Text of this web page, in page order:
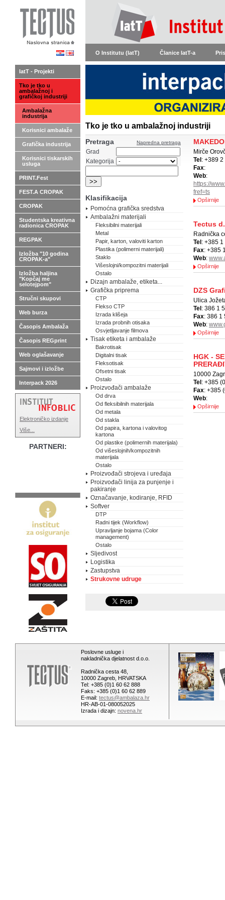
O Institutu (IatT) Članice IatT-a
Tko je tko u ambalažnoj industriji
Napredna pretraga
Pretraga
Grad
Kategorija
Klasifikacija
Pomoćna grafička sredstva
Ambalažni materijali
Fleksibilni materijali
Metal
Papir, karton, valoviti karton
Plastika (polimerni materijali)
Staklo
Višeslojni/kompozitni materijali
Ostalo
Dizajn ambalaže, etiketa...
Grafička priprema
CTP
Flekso CTP
Izrada klišeja
Izrada probnih otisaka
Osvjetljavanje filmova
Tisak etiketa i ambalaže
Bakrotisak
Digitalni tisak
Fleksotisak
Ofsetni tisak
Ostalo
Proizvođači ambalaže
Od drva
Od fleksibilnih materijala
Od metala
Od stakla
Od papira, kartona i valovitog
kartona
Od plastike (polimernih materijala)
Od višeslojnih/kompozitnih
materijala
Ostalo
Proizvođači strojeva i uređaja
Proizvođači linija za punjenje i
pakiranje
Označavanje, kodiranje, RFID
Softver
DTP
Radni tijek (Workflow)
Upravljanje bojama (Color
management)
Ostalo
Sljedivost
Logistika
Zastupstva
Strukovne udruge
Mirče
Tel : +389
Fax:
Web:
https://
fref=ts
Opširnije
Tectus
Radnička
Tel : +385
Fax: +385
Web:
Opširnije
DZS
Ulica
Tel : 386 1
Fax: 386 1
Web:
Opširnije
HGK -
10000
Tel : +385
Fax: +385
Web:
Opširnije
IatT - Projekti
Tko je tko u
ambalažnoj i
grafičkoj industriji
Ambalažna
industrija
Korisnici ambalaže
Grafička industrija
Korisnici tiskarskih
usluga
PRINT.Fest
FEST.A CROPAK
CROPAK
Studentska kreativna
radionica CROPAK
REGPAK
Izložba "10 godina
CROPAK-a"
Izložba haljina
"Kopčaj me
selotejpom"
Stručni skupovi
Web burza
Časopis Ambalaža
Časopis REGprint
Web oglašavanje
Sajmovi i izložbe
Interpack 2026
Elektroničko izdanje
Više...
PARTNERI:
Poslovne usluge i
nakladnička djelatnost d.o.o.
Radnička cesta 48,
10000 Zagreb, HRVATSKA
Tel: +385 (0)1 60 62 888
Faks: +385 (0)1 60 62 889
E-mail: tectus@ambalaza.hr
HR-AB-01-080052025
Izrada i dizajn: novena.hr